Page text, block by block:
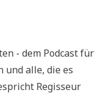
- dem Podcast für
alle, die es
Regisseur